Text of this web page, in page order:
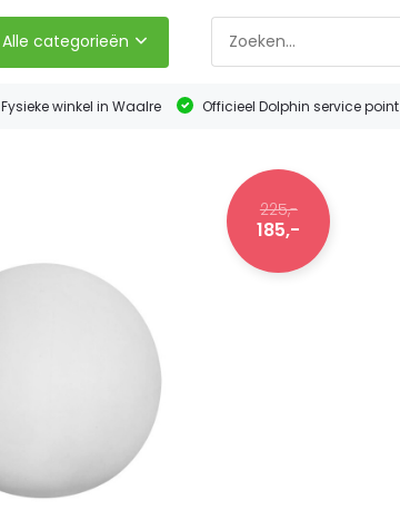
Alle categorieën
Fysieke winkel in Waalre Officieel Dolphin service point
225,-
185,-